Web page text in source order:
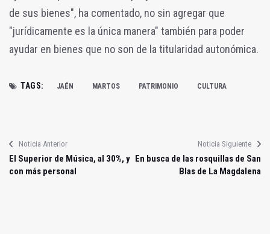
de sus bienes", ha comentado, no sin agregar que
"jurídicamente es la única manera" también para poder
ayudar en bienes que no son de la titularidad autonómica.
TAGS: JAÉN MARTOS PATRIMONIO CULTURA
Noticia Anterior
El Superior de Música, al 30%, y
con más personal
Noticia Siguiente
En busca de las rosquillas de San
Blas de La Magdalena